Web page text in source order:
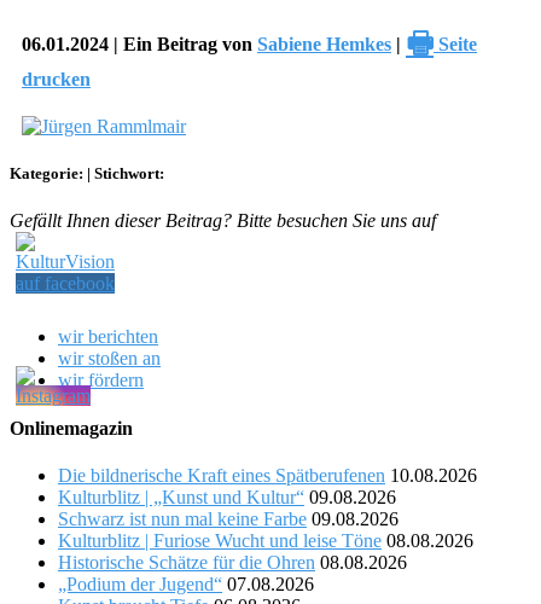
06.01.2024 | Ein Beitrag von Sabiene Hemkes | 🖶 Seite
drucken
Kategorie: | Stichwort:
Gefällt Ihnen dieser Beitrag? Bitte besuchen Sie uns auf
wir berichten
wir stoßen an
wir fördern
Onlinemagazin
Die bildnerische Kraft eines Spätberufenen 10.08.2026
Kulturblitz | „Kunst und Kultur“ 09.08.2026
Schwarz ist nun mal keine Farbe 09.08.2026
Kulturblitz | Furiose Wucht und leise Töne 08.08.2026
Historische Schätze für die Ohren 08.08.2026
„Podium der Jugend“ 07.08.2026